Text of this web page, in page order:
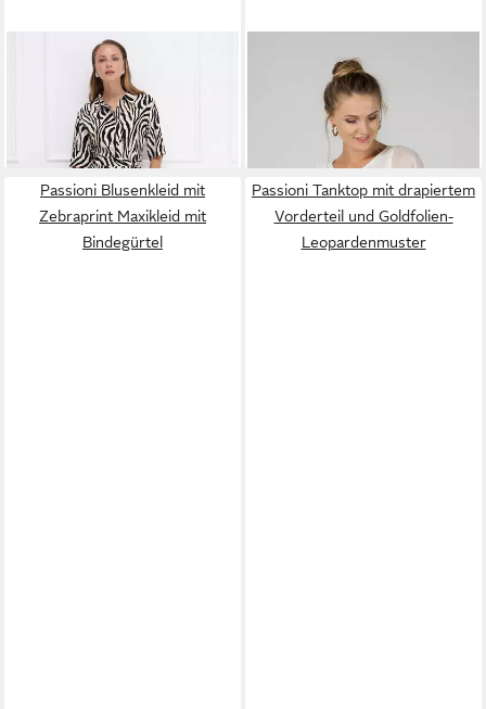
Hemdblusenkleid
mit Zebra-Print
137,00 €
Chiffontunika
Leichte Tunika mit Blätterprint
Chiffonbluse mit Top
70,00 €
Passioni Blusenkleid mit
Zebraprint Maxikleid mit
Bindegürtel
Passioni Tanktop mit drapiertem
Vorderteil und Goldfolien-
Leopardenmuster